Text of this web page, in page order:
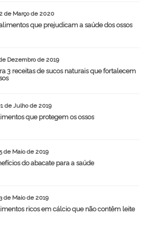
de Março de 2020
que prejudicam a saúde dos ossos
Dezembro de 2019
3 receitas de sucos naturais que fortalecem
de Julho de 2019
que protegem os ossos
de Maio de 2019
do abacate para a saúde
de Maio de 2019
ricos em cálcio que não contêm leite